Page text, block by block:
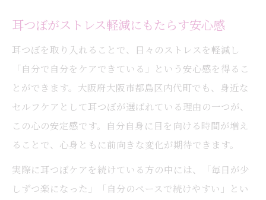
耳つぼがストレス軽減にもたらす安心感
耳つぼを取り入れることで、日々のストレスを軽減し
「自分で自分をケアできている」という安心感を得るこ
とができます。大阪府大阪市都島区内代町でも、身近な
セルフケアとして耳つぼが選ばれている理由の一つが、
この心の安定感です。自分自身に目を向ける時間が増え
ることで、心身ともに前向きな変化が期待できます。
実際に耳つぼケアを続けている方の中には、「毎日が少
しずつ楽になった」「自分のペースで続けやすい」とい